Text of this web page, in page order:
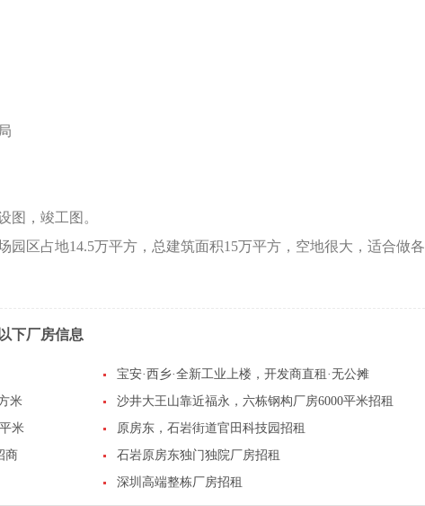
图，竣工图。
园区占地14.5万平方，总建筑面积15万平方，空地很大，适合做各
下厂房信息
宝安·西乡·全新工业上楼，开发商直租·无公摊
米
​沙井大王山靠近福永，六栋钢构厂房6000平米招租
米
原房东，石岩街道官田科技园招租
商
石岩原房东独门独院厂房招租
深圳高端整栋厂房招租